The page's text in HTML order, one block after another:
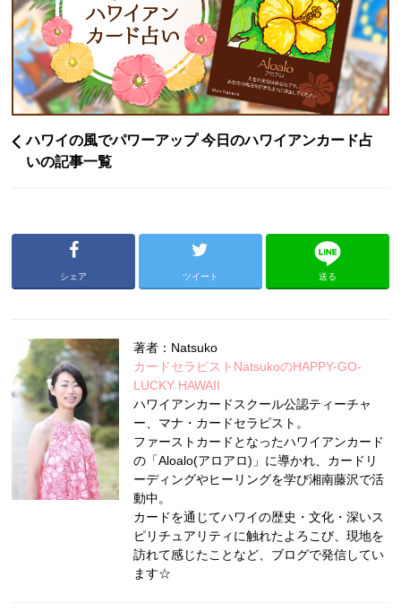
ハワイの風でパワーアップ 今日のハワイアンカード占
いの記事一覧
シェア ツイート 送る
著者：Natsuko
カードセラピストNatsukoのHAPPY-GO-
LUCKY HAWAII
ハワイアンカードスクール公認ティーチャ
ー、マナ・カードセラピスト。
ファーストカードとなったハワイアンカード
の「Aloalo(アロアロ)」に導かれ、カードリ
ーディングやヒーリングを学び湘南藤沢で活
動中。
カードを通じてハワイの歴史・文化・深いス
ピリチュアリティに触れたよろこび、現地を
訪れて感じたことなど、ブログで発信してい
ます☆